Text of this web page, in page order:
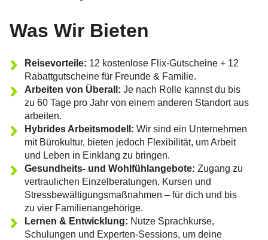
Was Wir Bieten
Reisevorteile: 12 kostenlose Flix-Gutscheine + 12
Rabattgutscheine für Freunde & Familie.
Arbeiten von Überall: Je nach Rolle kannst du bis
zu 60 Tage pro Jahr von einem anderen Standort aus
arbeiten.
Hybrides Arbeitsmodell: Wir sind ein Unternehmen
mit Bürokultur, bieten jedoch Flexibilität, um Arbeit
und Leben in Einklang zu bringen.
Gesundheits- und Wohlfühlangebote: Zugang zu
vertraulichen Einzelberatungen, Kursen und
Stressbewältigungsmaßnahmen – für dich und bis
zu vier Familienangehörige.
Lernen & Entwicklung: Nutze Sprachkurse,
Schulungen und Experten-Sessions, um deine